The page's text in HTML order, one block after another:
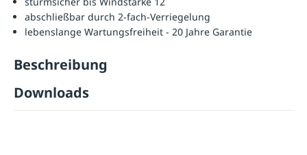
abschließbar durch 2-fach-Verriegelung
lebenslange Wartungsfreiheit - 20 Jahre Garantie
Beschreibung
Downloads